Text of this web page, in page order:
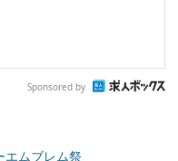
Sponsored by
エムブレム祭